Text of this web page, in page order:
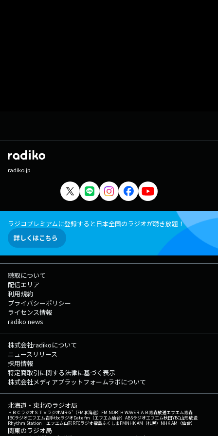
radiko.jp
ラジコプレミアムに登録すると日本全国のラジオが聴き放題！
詳しくはこちら
聴取について
配信エリア
利用規約
プライバシーポリシー
ライセンス情報
radiko news
株式会社radikoについて
ニュースリリース
採用情報
特定商取引に関する法律に基づく表示
株式会社メディアプラットフォームラボについて
北海道・東北のラジオ局
ＨＢＣラジオＳＴＶラジオAIR-G'（FM北海道） FM NORTH WAVEＲＡＢ青森放送エフエム青森
IBCラジオエフエム岩手tbcラジオDate fm（エフエム仙台） ABSラジオエフエム秋田YBC山形放送
Rhythm Station エフエム山形RFCラジオ福島ふくしまFMNHK AM（札幌） NHK AM（仙台）
関東のラジオ局